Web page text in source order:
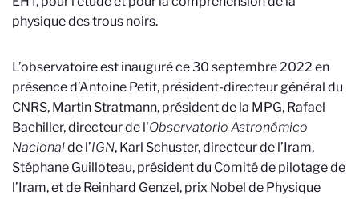
physique des trous noirs.
L’observatoire est inauguré ce 30 septembre 2022 en
présence d’Antoine Petit, président-directeur général du
CNRS, Martin Stratmann, président de la MPG, Rafael
Bachiller, directeur de l'Observatorio Astronómico
Nacionalde l’IGN, Karl Schuster, directeur de l’Iram,
Stéphane Guilloteau, président du Comité de pilotage de
l’Iram, et de Reinhard Genzel, prix Nobel de Physique